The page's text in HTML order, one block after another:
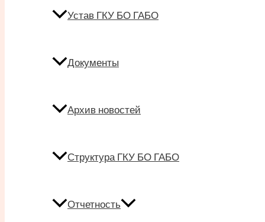
Устав ГКУ БО ГАБО
Документы
Архив новостей
Структура ГКУ БО ГАБО
Отчетность